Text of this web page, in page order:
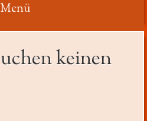
Menü
keinen